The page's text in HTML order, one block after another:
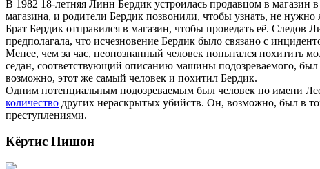
В 1982 18-летняя Линн Бердик устроилась продавцом в магазин
магазина, и родители Бердик позвонили, чтобы узнать, не
Брат Бердик отправился в магазин, чтобы проведать её.
предполагала, что исчезновение Бердик было связано с
Менее, чем за час, неопознанный человек попытался похитить
седан, соответствующий описанию машины подозреваемого,
возможно, этот же самый человек и похитил Бердик.
Одним потенциальным подозреваемым был человек по имени
количество других нераскрытых убийств. Он, возможно, был в
преступлениями.
Кёртис Пишон